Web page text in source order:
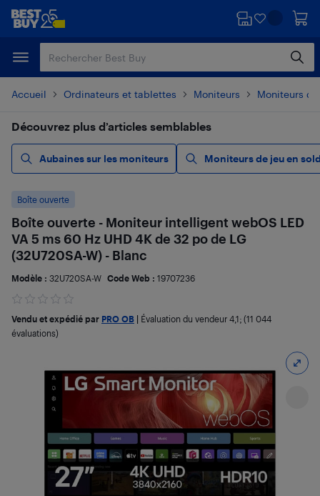
Passer
principal
Passer
Accueil Ordinateurs et tablettes Moniteurs Moniteurs
Découvrez plus d’articles semblables
Aubaines sur les moniteurs Moniteurs de jeu en
Boîte ouverte
Boîte ouverte - Moniteur intelligent webOS LED
VA 5 ms 60 Hz UHD 4K de 32 po de LG
(32U720SA-W) - Blanc
Modèle : 32U720SA-W Code Web : 19707236
Vendu et expédié par PRO OB Évaluation du vendeur 4,1; (11 044
évaluations)